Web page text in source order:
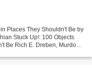
Places They Shouldn't Be by
Stuck Up!: 100 Objects
Be Rich E. Dreben, Murdoc